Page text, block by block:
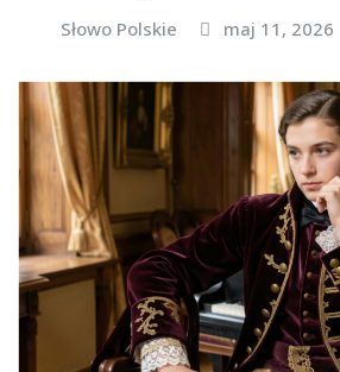
Słowo Polskie maj 11, 2026